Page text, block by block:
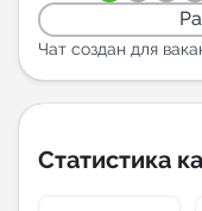
Горящие
Индекс
Чат создан для
Статистика